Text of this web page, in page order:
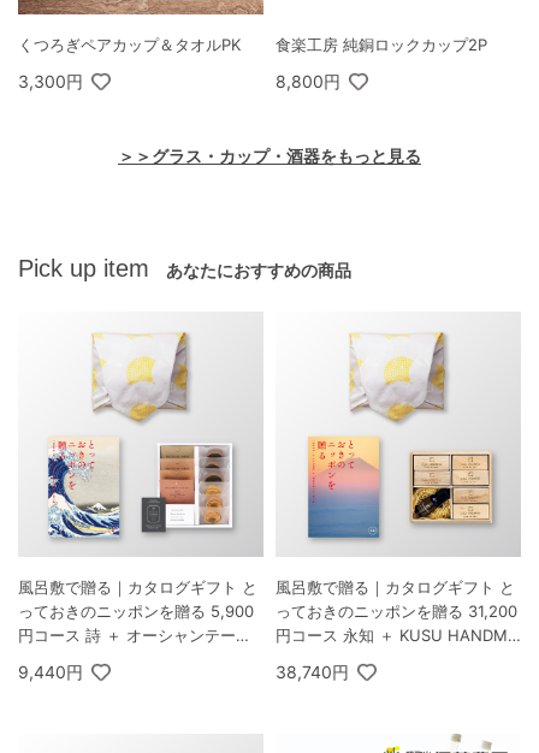
くつろぎペアカップ＆タオルPK
3,300円
食楽工房 純銅ロックカップ2P
8,800円
＞＞グラス・カップ・酒器をもっと見る
Pick up item あなたにおすすめの商品
風呂敷で贈る｜カタログギフト と
っておきのニッポンを贈る 5,900
円コース 詩 ＋ オーシャンテール
A
9,440円
風呂敷で贈る｜カタログギフト と
っておきのニッポンを贈る 31,200
円コース 永知 ＋ KUSU HANDMA
桐箱
38,740円